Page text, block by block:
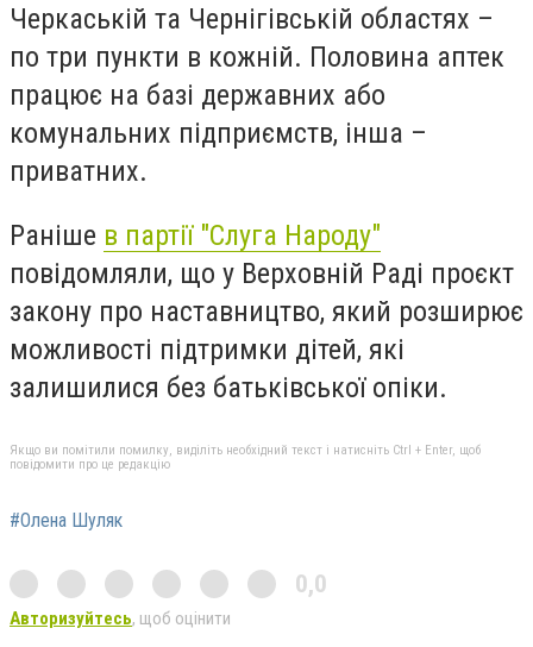
Черкаській та Чернігівській областях –
по три пункти в кожній. Половина аптек
працює на базі державних або
комунальних підприємств, інша –
приватних.
Раніше в партії "Слуга Народу"
повідомляли, що у Верховній Раді проєкт
закону про наставництво, який розширює
можливості підтримки дітей, які
залишилися без батьківської опіки.
Якщо ви помітили помилку, виділіть необхідний текст і натисніть Ctrl + Enter, щоб
повідомити про це редакцію
#Олена Шуляк
0,0
Авторизуйтесь, щоб оцінити